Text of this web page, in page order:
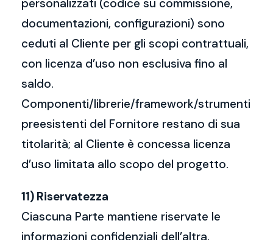
personalizzati (codice su commissione,
documentazioni, configurazioni) sono
ceduti al Cliente per gli scopi contrattuali,
con licenza d’uso non esclusiva fino al
saldo.
Componenti/librerie/framework/strumenti
preesistenti del Fornitore restano di sua
titolarità; al Cliente è concessa licenza
d’uso limitata allo scopo del progetto.
11) Riservatezza
Ciascuna Parte mantiene riservate le
informazioni confidenziali dell’altra,